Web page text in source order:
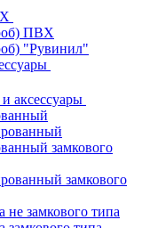
ПВХ
"Рувинил"
аксессуары
замкового
замкового
замкового типа